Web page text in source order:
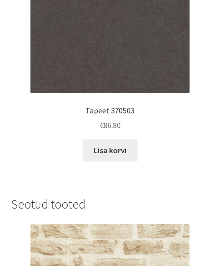
Tapeet 370503
€86.80
Lisa korvi
Seotud tooted